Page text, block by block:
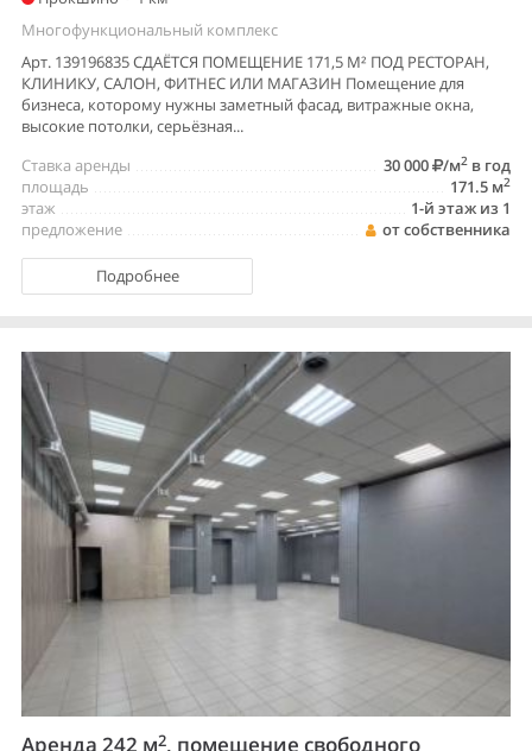
Многофункциональный комплекс
Арт. 139196835 СДАЁТСЯ ПОМЕЩЕНИЕ 171,5 М² ПОД РЕСТОРАН,
КЛИНИКУ, САЛОН, ФИТНЕС ИЛИ МАГАЗИН Помещение для
бизнеса, которому нужны заметный фасад, витражные окна,
высокие потолки, серьёзная...
30 000
/м2 в год
Ставка аренды
171.5 м2
площадь
1-й этаж из 1
этаж
от собственника
предложение
Подробнее
Аренда 242 м2, помещение свободного